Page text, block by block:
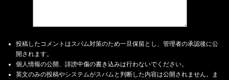
投稿したコメントはスパム対策のため一旦保留とし、管理者の承認後に公
開されます。
個人情報の公開、誹謗中傷の書き込みは行わないでください。
英文のみの投稿やシステムがスパムと判断した内容は公開されません。ま